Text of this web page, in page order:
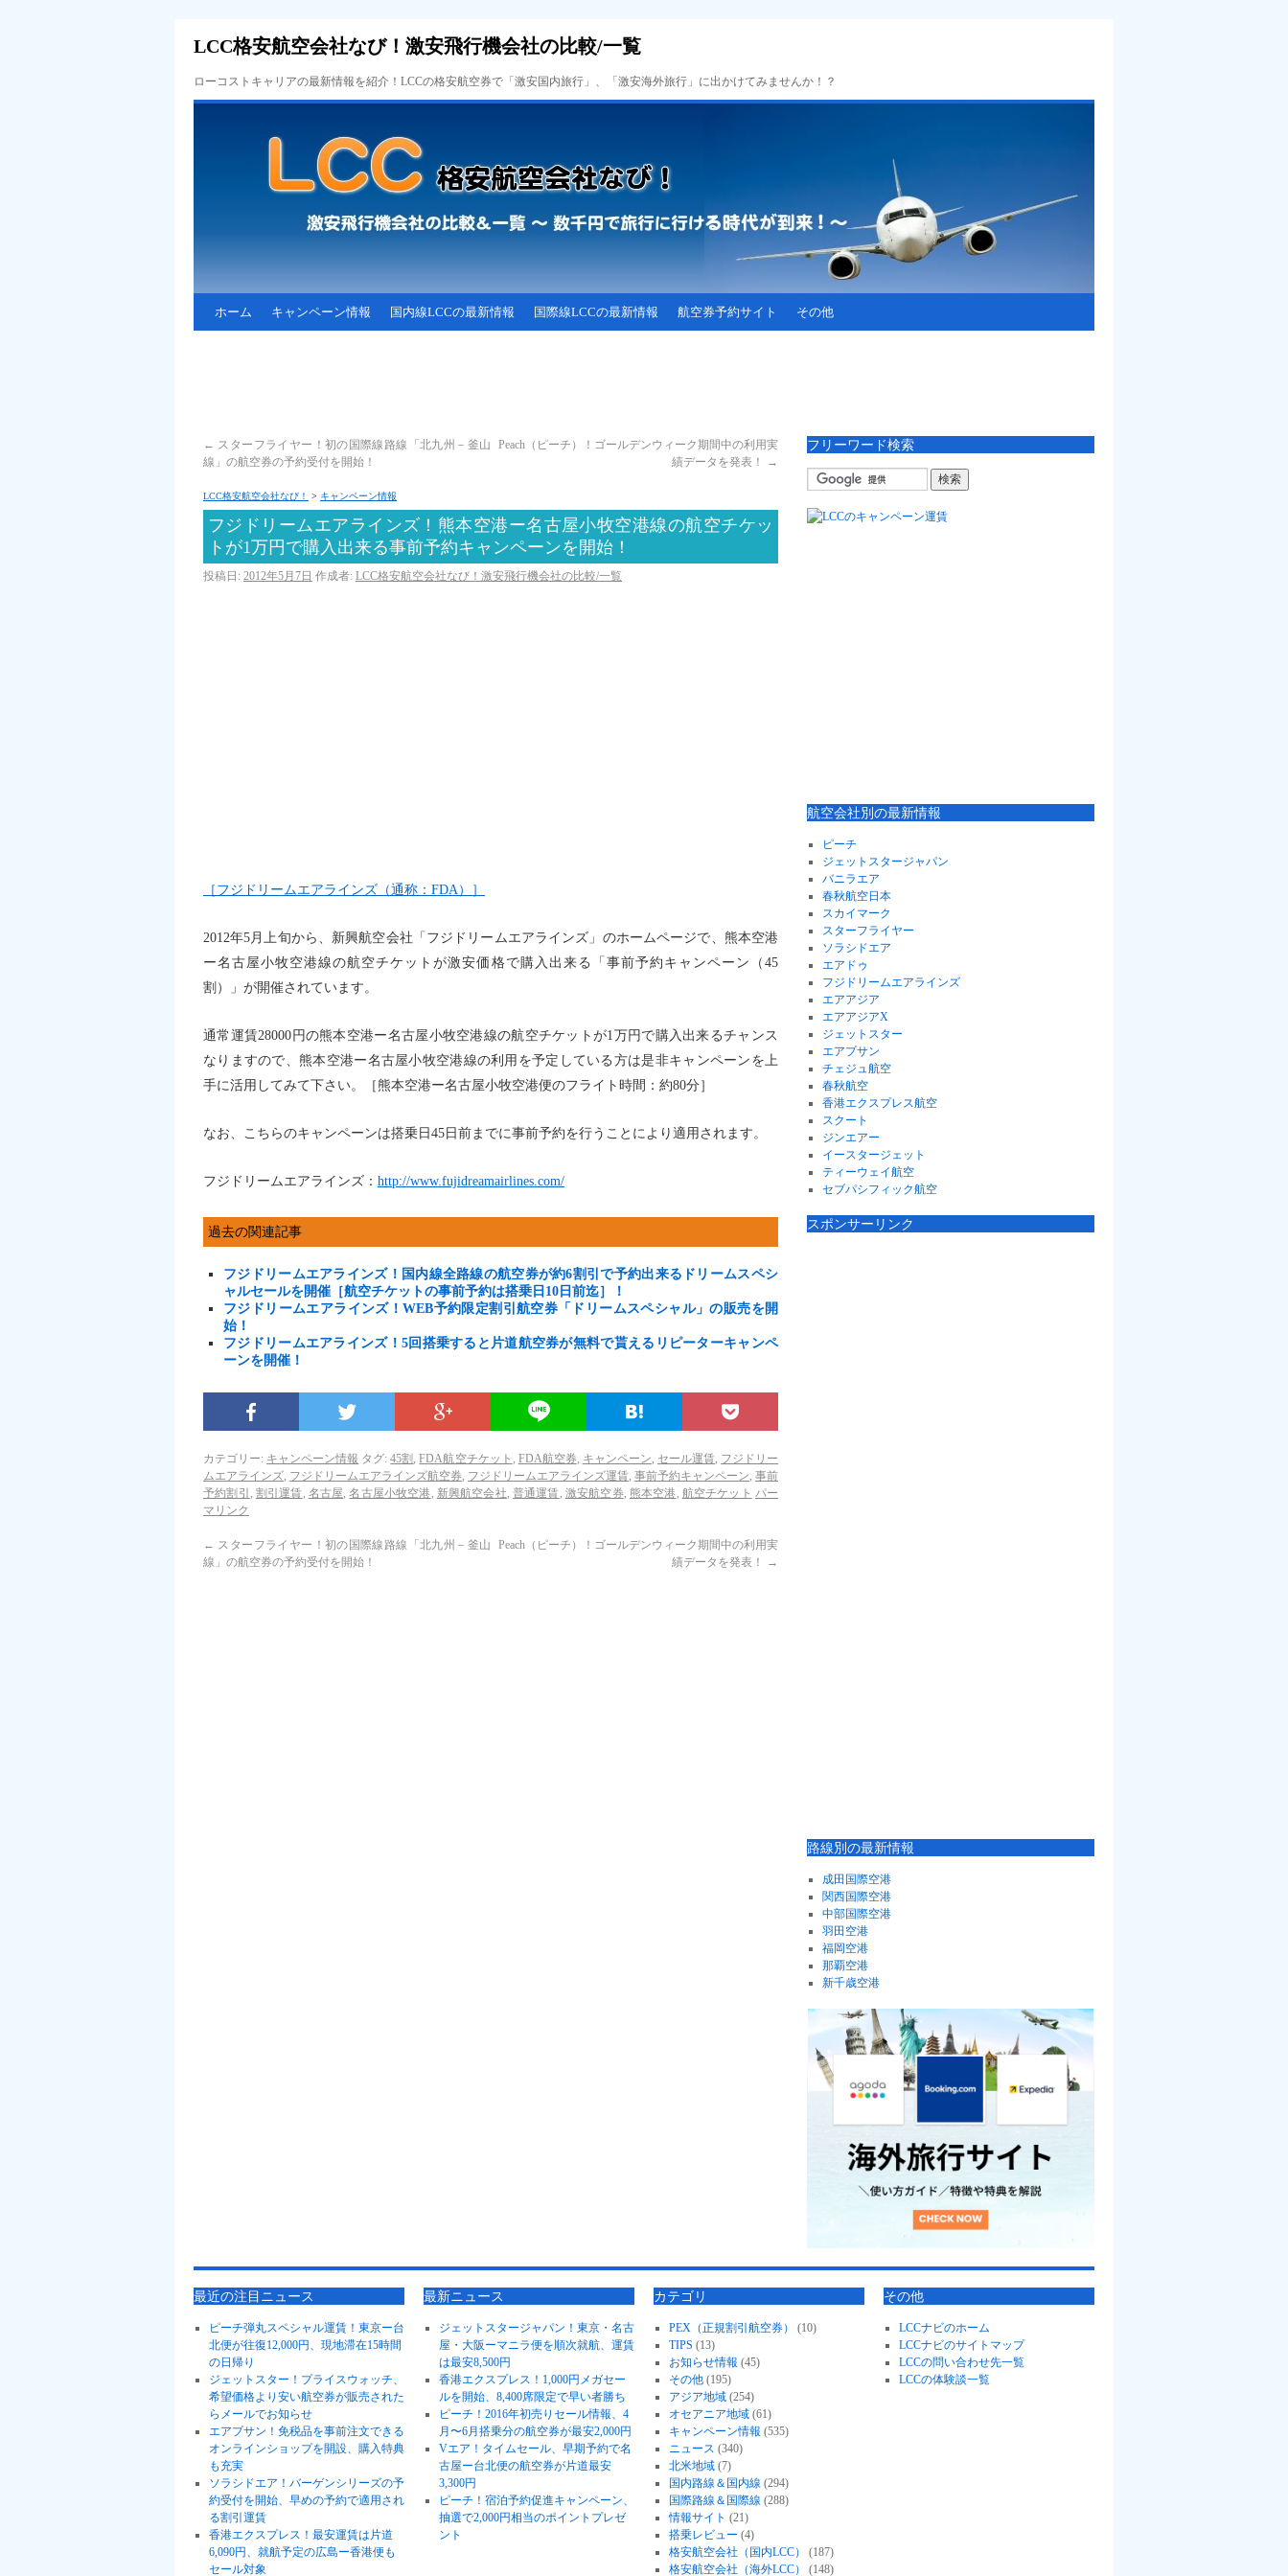
LCC格安航空会社なび！激安飛行機会社の比較/一覧
ローコストキャリアの最新情報を紹介！LCCの格安航空券で「激安国内旅行」、「激安海外旅行」に出かけてみませんか！？
ホーム キャンペーン情報 国内線LCCの最新情報 国際線LCCの最新情報 航空券予約サイト その他
← スターフライヤー！初の国際線路線「北九州－釜山
線」の航空券の予約受付を開始！
Peach（ピーチ）！ゴールデンウィーク期間中の利用実
績データを発表！
→
LCC格安航空会社なび！ > キャンペーン情報
フジドリームエアラインズ！熊本空港ー名古屋小牧空港線の航空チケッ
トが1万円で購入出来る事前予約キャンペーンを開始！
投稿日: 2012年5月7日 作成者: LCC格安航空会社なび！激安飛行機会社の比較/一覧
［フジドリームエアラインズ（通称：FDA）］
2012年5月上旬から、新興航空会社「フジドリームエアラインズ」のホームページで、熊本空港
ー名古屋小牧空港線の航空チケットが激安価格で購入出来る「事前予約キャンペーン（45
割）」が開催されています。
通常運賃28000円の熊本空港ー名古屋小牧空港線の航空チケットが1万円で購入出来るチャンス
なりますので、熊本空港ー名古屋小牧空港線の利用を予定している方は是非キャンペーンを上
手に活用してみて下さい。［熊本空港ー名古屋小牧空港便のフライト時間：約80分］
なお、こちらのキャンペーンは搭乗日45日前までに事前予約を行うことにより適用されます。
フジドリームエアラインズ： http://www.fujidreamairlines.com/
過去の関連記事
フジドリームエアラインズ！国内線全路線の航空券が約6割引で予約出来るドリームスペシ
ャルセールを開催［航空チケットの事前予約は搭乗日10日前迄］！
フジドリームエアラインズ！WEB予約限定割引航空券「ドリームスペシャル」の販売を開
始！
フジドリームエアラインズ！5回搭乗すると片道航空券が無料で貰えるリピーターキャンペ
ーンを開催！
カテゴリー: キャンペーン情報 タグ:45割 ,FDA航空チケット , FDA航空券, キャンペーン, セール運賃, フジドリー
ムエアラインズ, フジドリームエアラインズ航空券, フジドリームエアラインズ運賃, 事前予約キャンペーン, 事前
予約割引 , 割引運賃, 名古屋,名古屋小牧空港, 新興航空会社, 普通運賃, 激安航空券, 熊本空港, 航空チケット パー
マリンク
← スターフライヤー！初の国際線路線「北九州－釜山
線」の航空券の予約受付を開始！
Peach（ピーチ）！ゴールデンウィーク期間中の利用実
績データを発表！
→
フリーワード検索
航空会社別の最新情報
ピーチ
ジェットスタージャパン
バニラエア
春秋航空日本
スカイマーク
スターフライヤー
ソラシドエア
エアドゥ
フジドリームエアラインズ
エアアジア
エアアジアX
ジェットスター
エアプサン
チェジュ航空
春秋航空
香港エクスプレス航空
スクート
ジンエアー
イースタージェット
ティーウェイ航空
セブパシフィック航空
スポンサーリンク
路線別の最新情報
成田国際空港
関西国際空港
中部国際空港
羽田空港
福岡空港
那覇空港
新千歳空港
最近の注目ニュース
ピーチ弾丸スペシャル運賃！東京ー台
北便が往復12,000円、現地滞在15時間
の日帰り
ジェットスター！プライスウォッチ、
希望価格より安い航空券が販売された
らメールでお知らせ
エアプサン！免税品を事前注文できる
オンラインショップを開設、購入特典
も充実
ソラシドエア！バーゲンシリーズの予
約受付を開始、早めの予約で適用され
る割引運賃
香港エクスプレス！最安運賃は片道
6,090円、就航予定の広島ー香港便も
セール対象
最新ニュース
ジェットスタージャパン！東京・名古
屋・大阪ーマニラ便を順次就航、運賃
は最安8,500円
香港エクスプレス！1,000円メガセー
ルを開始、8,400席限定で早い者勝ち
ピーチ！2016年初売りセール情報、4
月〜6月搭乗分の航空券が最安2,000円
Vエア！タイムセール、早期予約で名
古屋ー台北便の航空券が片道最安
3,300円
ピーチ！宿泊予約促進キャンペーン、
抽選で2,000円相当のポイントプレゼ
ント
カテゴリ
PEX（正規割引航空券）
(10)
TIPS (13)
お知らせ情報 (45)
その他(195)
アジア地域(254)
オセアニア地域(61)
キャンペーン情報 (535)
ニュース (340)
北米地域(7)
国内路線＆国内線 (294)
国際路線＆国際線 (288)
情報サイト (21)
搭乗レビュー (4)
格安航空会社（国内LCC）
(187)
格安航空会社（海外LCC）
(148)
その他
LCCナビのホーム
LCCナビのサイトマップ
LCCの問い合わせ先一覧
LCCの体験談一覧